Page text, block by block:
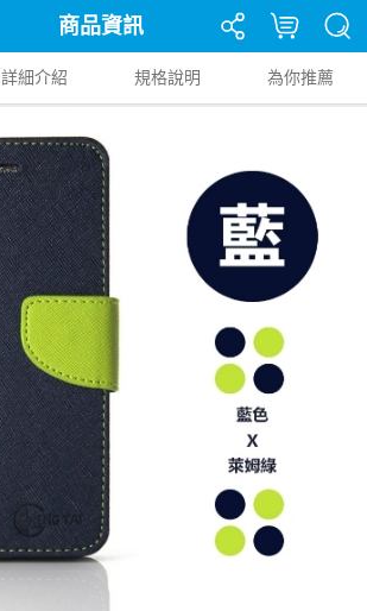
商品資訊
詳細介紹 規格說明 為你推薦